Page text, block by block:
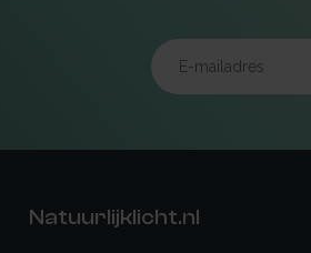
Natuurlijklicht.nl